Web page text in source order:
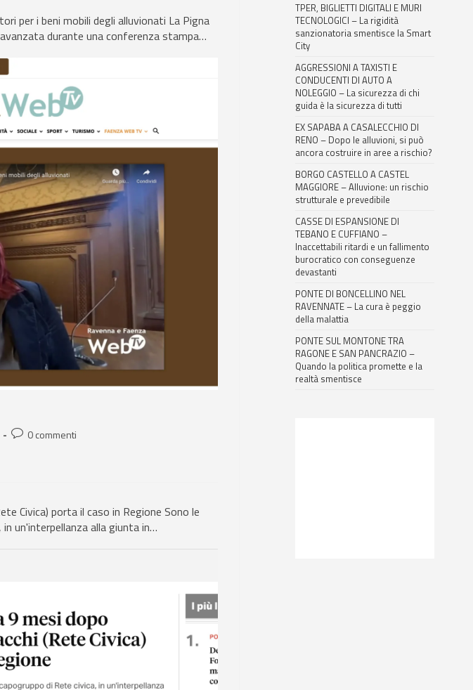
per i beni mobili degli alluvionati La Pigna
durante una conferenza stampa…
0 commenti
Civica) porta il caso in Regione Sono le
un'interpellanza alla giunta in…
TPER, BIGLIETTI DIGITALI E MURI
TECNOLOGICI – La rigidità
sanzionatoria smentisce la Smart
City
AGGRESSIONI A TAXISTI E
CONDUCENTI DI AUTO A
NOLEGGIO – La sicurezza di chi
guida è la sicurezza di tutti
EX SAPABA A CASALECCHIO DI
RENO – Dopo le alluvioni, si può
ancora costruire in aree a rischio?
BORGO CASTELLO A CASTEL
MAGGIORE – Alluvione: un rischio
strutturale e prevedibile
CASSE DI ESPANSIONE DI
TEBANO E CUFFIANO –
Inaccettabili ritardi e un fallimento
burocratico con conseguenze
devastanti
PONTE DI BONCELLINO NEL
RAVENNATE – La cura è peggio
della malattia
PONTE SUL MONTONE TRA
RAGONE E SAN PANCRAZIO –
Quando la politica promette e la
realtà smentisce